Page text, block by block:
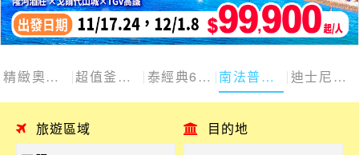
精緻奧捷斯匈四國 超值釜慶邱 泰經典6日 南法普羅旺斯10日 迪士尼探險號
旅遊區域 目的地